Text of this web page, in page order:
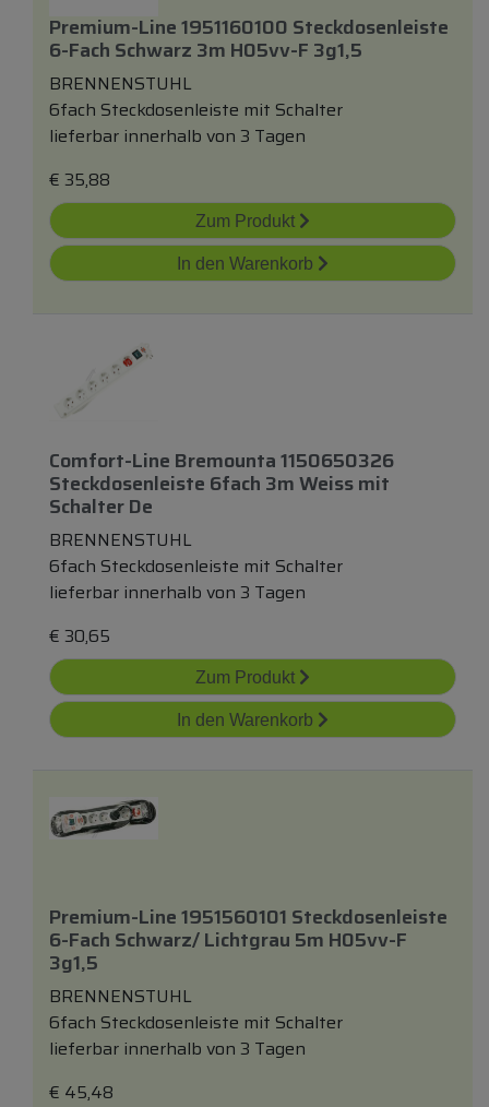
Premium-Line 1951160100 Steckdosenleiste
6-Fach Schwarz 3m H05vv-F 3g1,5
BRENNENSTUHL
6fach Steckdosenleiste mit Schalter
lieferbar innerhalb von 3 Tagen
€ 35,88
Zum Produkt
In den Warenkorb
Comfort-Line Bremounta 1150650326
Steckdosenleiste 6fach 3m Weissmit
Schalter De
BRENNENSTUHL
6fach Steckdosenleiste mit Schalter
lieferbar innerhalb von 3 Tagen
€ 30,65
Zum Produkt
In den Warenkorb
Premium-Line 1951560101 Steckdosenleiste
6-Fach Schwarz/ Lichtgrau 5m H05vv-F
3g1,5
BRENNENSTUHL
6fach Steckdosenleiste mit Schalter
lieferbar innerhalb von 3 Tagen
€ 45,48